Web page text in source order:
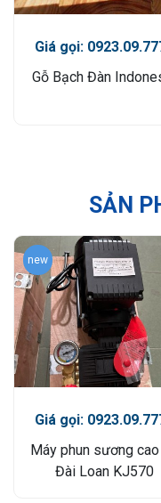
Giá gọi:
Gỗ Bạch Đàn
SẢN
new
Giá gọi:
Máy phun sương cao
Đài Loan KJ570